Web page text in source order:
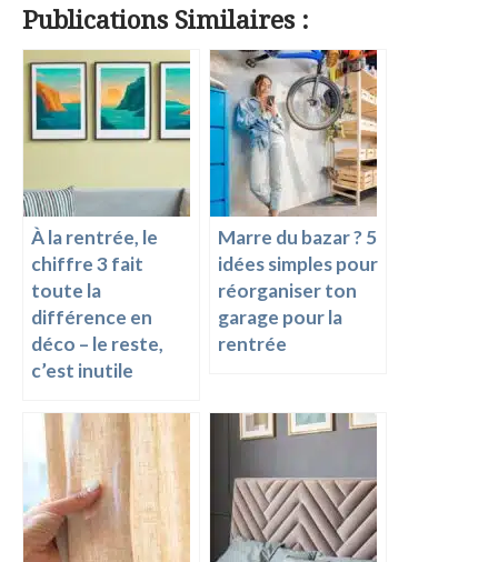
e
b
o
o
er
es
t
se
n
g
er
ai
l
p
y
Li
n
k
Publications Similaires :
À la rentrée, le
chiffre 3 fait
toute la
différence en
déco – le reste,
c’est inutile
Marre du bazar ? 5
idées simples pour
réorganiser ton
garage pour la
rentrée